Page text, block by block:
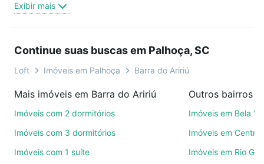
trabalho e do metrô, aqui você vai encontrar a
oferta ideal de Imóveis à venda em rua geraldo
para conquistar seu sonho. Agende uma visita
presencial ou por videochamada, é grátis, sem
mil corretores e imobiliárias te ajudando na compra,
venda ou troca de imóveis.
Como escolher um imóvel?
Use barra de busca no topo para pesquisar por
Exibir mais
Continue suas buscas em Palhoça, SC
Loft Imóveis em Palhoça Barra do Aririú
Mais imóveis em Barra do Aririú
Imóveis com 2 dormitórios
Imóveis com 3 dormitórios
Imóveis com 1 suíte
Outros bairros
Imóveis em Bela
Imóveis em Centro
Imóveis em Rio